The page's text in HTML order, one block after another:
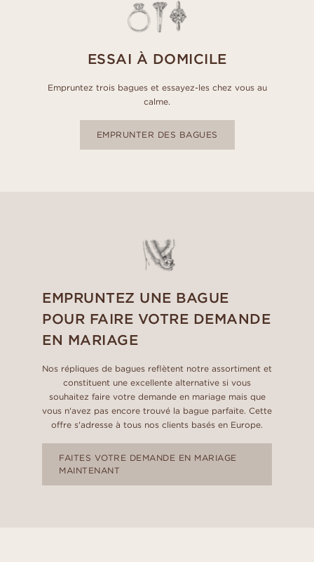
ESSAI À DOMICILE
Empruntez trois bagues et essayez-les chez vous au
calme.
EMPRUNTER DES BAGUES
EMPRUNTEZ UNE BAGUE
POUR FAIRE VOTRE DEMANDE
EN MARIAGE
Nos répliques de bagues reflètent notre assortiment et
constituent une excellente alternative si vous
souhaitez faire votre demande en mariage mais que
vous n'avez pas encore trouvé la bague parfaite. Cette
offre s'adresse à tous nos clients basés en Europe.
FAITES VOTRE DEMANDE EN MARIAGE
MAINTENANT